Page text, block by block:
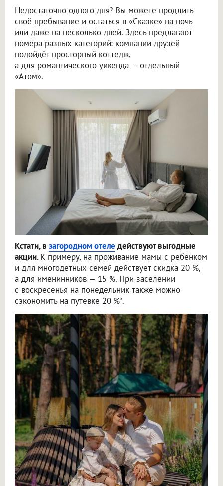
Недостаточно одного дня? Вы можете продлить
своё пребывание и остаться в «Сказке» на ночь
или даже на несколько дней. Здесь предлагают
номера разных категорий: компании друзей
подойдёт просторный коттедж,
а для романтического уикенда — отдельный
«Атом».
Кстати, в загородном отеле действуют выгодные
акции.К примеру, на проживание мамы с ребёнком
и для многодетных семей действует скидка 20 %,
а для именинников — 15 %. При заселении
с воскресенья на понедельник также можно
сэкономить на путёвке 20 %*.